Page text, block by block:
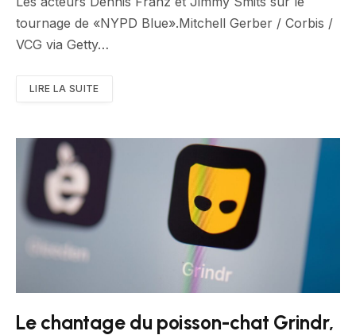
tournage de «NYPD Blue».Mitchell Gerber / Corbis /
VCG via Getty…
LIRE LA SUITE
Le chantage du poisson-chat Grindr,